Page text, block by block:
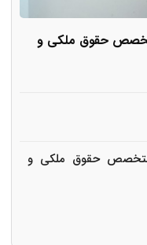
حقوق ملکی و
متخصص حقوق ملکی و